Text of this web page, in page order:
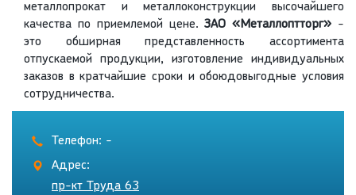
металлопрокат и металлоконструкции высочайшего
качества по приемлемой цене.ЗАО «Металлоптторг» -
это обширная представленность ассортимента
отпускаемой продукции, изготовление индивидуальных
заказов в кратчайшие сроки и обоюдовыгодные условия
сотрудничества.
Телефон: -
Адрес:
пр-кт Труда 63